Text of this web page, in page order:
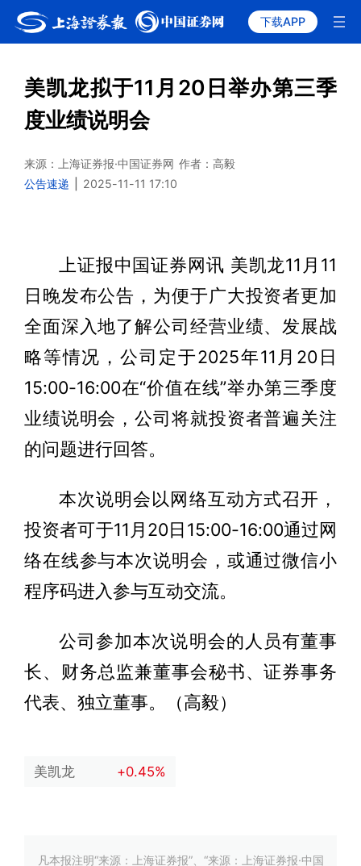
下载APP
美凯龙拟于11月20日举办第三季
度业绩说明会
来源：上海证券报·中国证券网 作者：高毅
公告速递
2025-11-11 17:10
上证报中国证券网讯 美凯龙11月11
日晚发布公告，为便于广大投资者更加
全面深入地了解公司经营业绩、发展战
略等情况，公司定于2025年11月20日
15:00-16:00在“价值在线”举办第三季度
业绩说明会，公司将就投资者普遍关注
的问题进行回答。
本次说明会以网络互动方式召开，
投资者可于11月20日15:00-16:00通过网
络在线参与本次说明会，或通过微信小
程序码进入参与互动交流。
公司参加本次说明会的人员有董事
长、财务总监兼董事会秘书、证券事务
代表、独立董事。（高毅）
美凯龙 +0.45%
凡本报注明“来源：上海证券报”、“来源：上海证券报·中国